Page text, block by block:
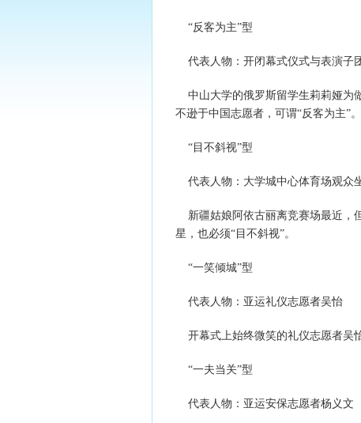
“反客为主”型
代表人物：开闭幕式仪式与表演子
中山大学的俄罗斯留学生莉莉娅为
不逊于中国志愿者，可谓“反客为主”。
“目不斜视”型
代表人物：大学城中心体育场观众
新疆姑娘阿依古丽离竞赛场最近，
星，也必须“目不斜视”。
“一笑倾城”型
代表人物：亚运礼仪志愿者吴怡
开幕式上始终微笑的礼仪志愿者吴
“一夫当关”型
代表人物：亚运安保志愿者杨义文